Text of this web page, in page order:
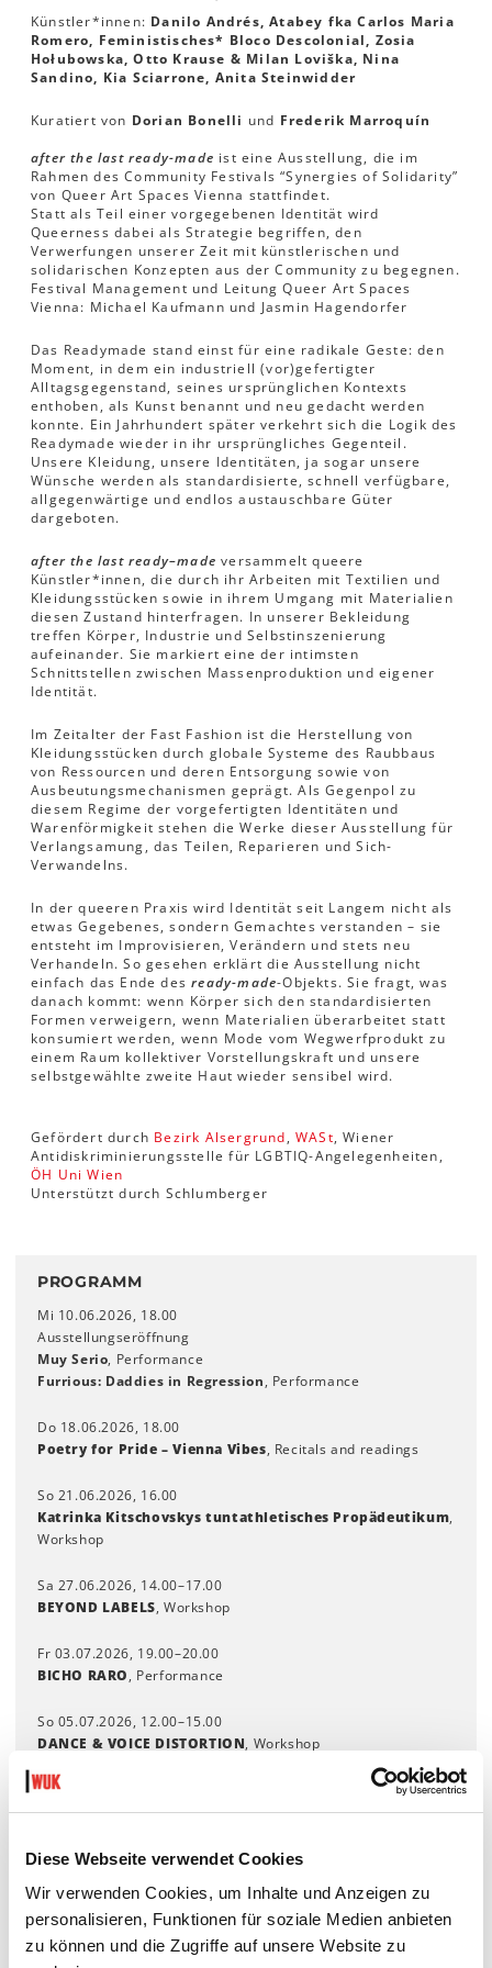
Diese Webseite verwendet Cookies
Wir verwenden Cookies, um Inhalte und Anzeigen zu
personalisieren, Funktionen für soziale Medien anbieten
zu können und die Zugriffe auf unsere Website zu
Künstler*innen: Danilo Andrés, Atabey fka Carlos Maria
Romero, Feministisches* Bloco Descolonial, Zosia
Hołubowska, Otto Krause & Milan Loviška, Nina
Sandino, Kia Sciarrone, Anita Steinwidder
Kuratiert von Dorian Bonelli und Frederik Marroquín
after the last ready-made ist eine Ausstellung, die im
Rahmen des Community Festivals “Synergies of Solidarity”
von Queer Art Spaces Vienna stattfindet.
Statt als Teil einer vorgegebenen Identität wird
Queerness dabei als Strategie begriffen, den
Verwerfungen unserer Zeit mit künstlerischen und
solidarischen Konzepten aus der Community zu begegnen.
Festival Management und Leitung Queer Art Spaces
Vienna: Michael Kaufmann und Jasmin Hagendorfer
Das Readymade stand einst für eine radikale Geste: den
Moment, in dem ein industriell (vor)gefertigter
Alltagsgegenstand, seines ursprünglichen Kontexts
enthoben, als Kunst benannt und neu gedacht werden
konnte. Ein Jahrhundert später verkehrt sich die Logik des
Readymade wieder in ihr ursprüngliches Gegenteil.
Unsere Kleidung, unsere Identitäten, ja sogar unsere
Wünsche werden als standardisierte, schnell verfügbare,
allgegenwärtige und endlos austauschbare Güter
dargeboten.
after the last ready–made versammelt queere
Künstler*innen, die durch ihr Arbeiten mit Textilien und
Kleidungsstücken sowie in ihrem Umgang mit Materialien
diesen Zustand hinterfragen. In unserer Bekleidung
treffen Körper, Industrie und Selbstinszenierung
aufeinander. Sie markiert eine der intimsten
Schnittstellen zwischen Massenproduktion und eigener
Identität.
Im Zeitalter der Fast Fashion ist die Herstellung von
Kleidungsstücken durch globale Systeme des Raubbaus
von Ressourcen und deren Entsorgung sowie von
Ausbeutungsmechanismen geprägt. Als Gegenpol zu
diesem Regime der vorgefertigten Identitäten und
Warenförmigkeit stehen die Werke dieser Ausstellung für
Verlangsamung, das Teilen, Reparieren und Sich-
Verwandelns.
In der queeren Praxis wird Identität seit Langem nicht als
etwas Gegebenes, sondern Gemachtes verstanden – sie
entsteht im Improvisieren, Verändern und stets neu
Verhandeln. So gesehen erklärt die Ausstellung nicht
einfach das Ende desready-made-Objekts. Sie fragt, was
danach kommt: wenn Körper sich den standardisierten
Formen verweigern, wenn Materialien überarbeitet statt
konsumiert werden, wenn Mode vom Wegwerfprodukt zu
einem Raum kollektiver Vorstellungskraft und unsere
selbstgewählte zweite Haut wieder sensibel wird.
Gefördert durch Bezirk Alsergrund,WASt, Wiener
Antidiskriminierungsstelle für LGBTIQ-Angelegenheiten,
ÖH Uni Wien
Unterstützt durch Schlumberger
PROGRAMM
Mi 10.06.2026, 18.00
Ausstellungseröffnung
Muy Serio, Performance
Furrious: Daddies in Regression, Performance
Do 18.06.2026, 18.00
Poetry for Pride – Vienna Vibes, Recitals and readings
So 21.06.2026, 16.00
Katrinka Kitschovskys tuntathletisches Propädeutikum,
Workshop
Sa 27.06.2026, 14.00–17.00
BEYOND LABELS, Workshop
Fr 03.07.2026, 19.00–20.00
BICHO RARO, Performance
So 05.07.2026, 12.00–15.00
DANCE & VOICE DISTORTION, Workshop
Sa 11.07.2026, 11.00
Kurator*innenführung